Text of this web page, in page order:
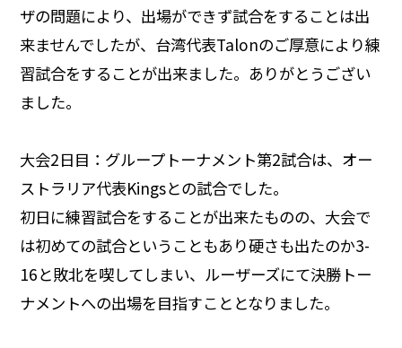
ザの問題により、出場ができず試合をすることは出
来ませんでしたが、台湾代表Talonのご厚意により練
習試合をすることが出来ました。ありがとうござい
ました。
大会2日目：グループトーナメント第2試合は、オー
ストラリア代表Kingsとの試合でした。
初日に練習試合をすることが出来たものの、大会で
は初めての試合ということもあり硬さも出たのか3-
16と敗北を喫してしまい、ルーザーズにて決勝トー
ナメントへの出場を目指すこととなりました。